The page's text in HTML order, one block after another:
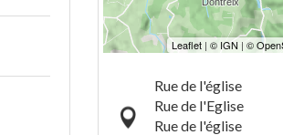
Rue de l'église
Rue de l'Eglise
Rue de l'église